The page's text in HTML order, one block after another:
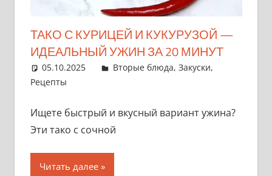
ТАКО С КУРИЦЕЙ И КУКУРУЗОЙ —
ИДЕАЛЬНЫЙ УЖИН ЗА 20 МИНУТ
05.10.2025 admin
Вторые блюда, Закуски,
Рецепты
Ищете быстрый и вкусный вариант ужина?
Эти тако с сочной
Читать далее